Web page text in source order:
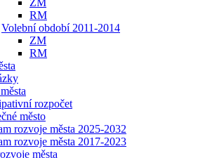
ZM
RM
Volební období 2011-2014
ZM
RM
rozpočet
město
rozvoje města 2025-2032
rozvoje města 2017-2023
města